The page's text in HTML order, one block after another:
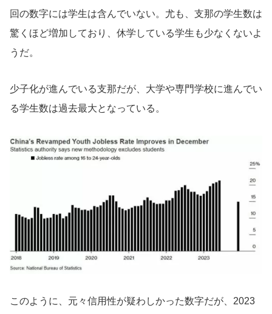
回の数字には学生は含んでいない。尤も、支那の学生数は
驚くほど増加しており、休学している学生も少なくないよ
うだ。
少子化が進んでいる支那だが、大学や専門学校に進んでい
る学生数は過去最大となっている。
このように、元々信用性が疑わしかった数字だが、2023